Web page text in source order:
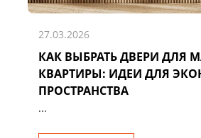
27.03.2026
КАК ВЫБРАТЬ ДВЕРИ ДЛЯ
КВАРТИРЫ: ИДЕИ ДЛЯ
ПРОСТРАНСТВА
...